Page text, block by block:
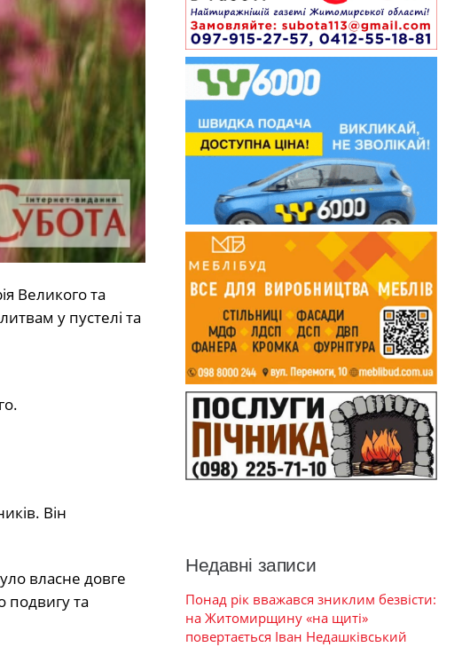
Великого та
у пустелі та
Він
власне довге
подвигу та
Недавні записи
Понад рік вважався зниклим безвісти:
на Житомирщину «на щиті»
повертається Іван Недашківський